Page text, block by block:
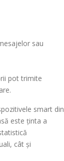
sau
pot trimite
smart din
este ținta a
cât și